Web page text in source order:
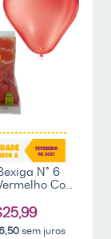
N° 6
Com
sem juros